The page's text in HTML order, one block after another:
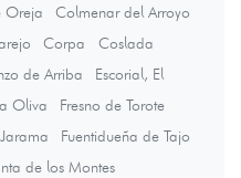
Oreja
Colmenar del Arroyo
Corpa
Coslada
de Arriba
Escorial, El
Oliva
Fresno de Torote
Fuentidueña de Tajo
de los Montes